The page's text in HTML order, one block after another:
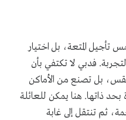
تأجيل المتعة، بل اختيار
فدبي لا تكتفي بأن
بل تصنع من الأماكن
بحد ذاتها. هنا يمكن للعائلة
ثم تنتقل إلى غابة